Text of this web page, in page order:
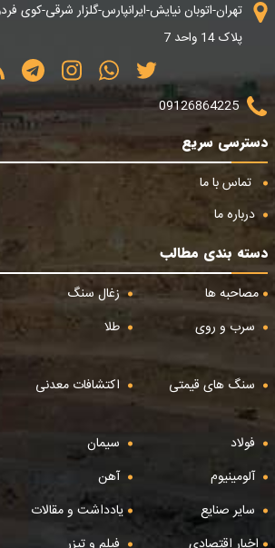
تهران-اتوبان نیایش-ایرانپارس-گلزار شرقی-
پلاک 14 واحد 7
09126864225
دسترسی سریع
تماس با ما
درباره ما
دسته بندی مطالب
مصاحبه ها
زغال سنگ
سرب و روی
طلا
سنگ های قیمتی
اکتشافات معدنی
فولاد
سیمان
آلومینیوم
آهن
سایر صنایع
یادداشت و مقالات